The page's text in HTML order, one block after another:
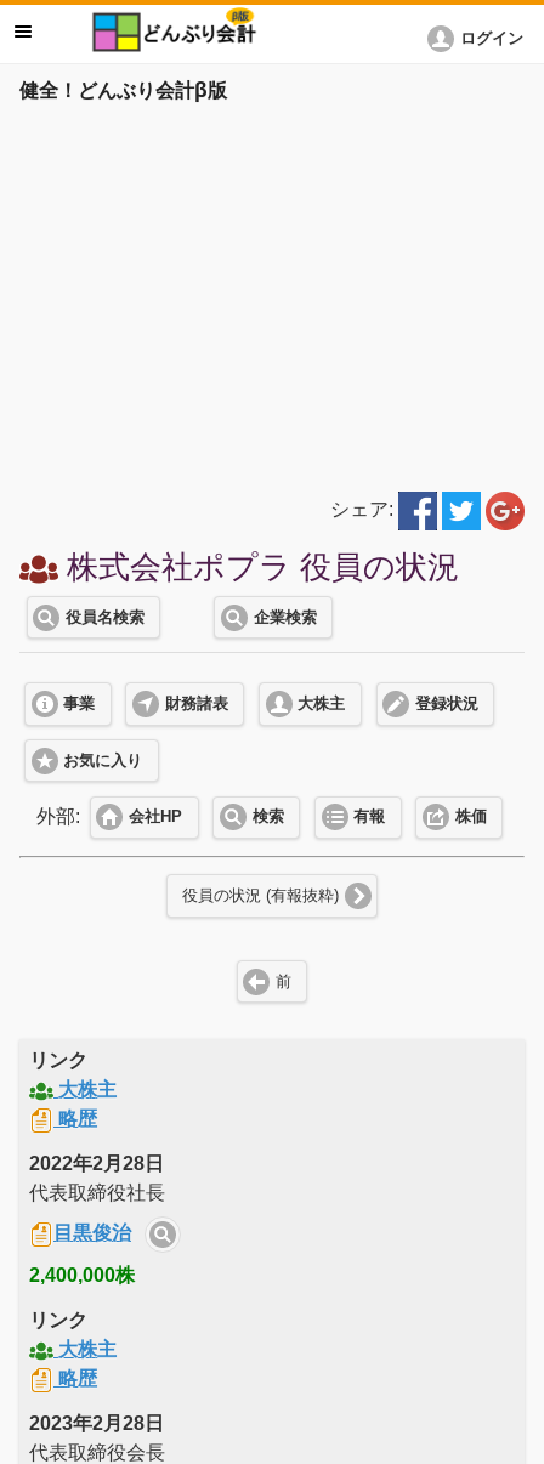
健全！どんぶり会計β版
ログイン
シェア:
株式会社ポプラ 役員の状況
役員名検索 企業検索
事業 財務諸表 大株主 登録状況
お気に入り
外部: 会社HP 検索 有報 株価
役員の状況 (有報抜粋)
前
リンク
大株主
略歴
2022年2月28日
代表取締役社長
目黒俊治
2,400,000株
リンク
大株主
略歴
2023年2月28日
代表取締役会長